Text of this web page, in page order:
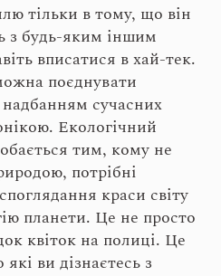
тільки в тому, що він
з будь-яким іншим
вписатися в хай-тек.
поєднувати
сучасних
Екологічний
тим, кому не
потрібні
краси світу
планети. Це не просто
квіток на полиці. Це
ви дізнаєтесь з